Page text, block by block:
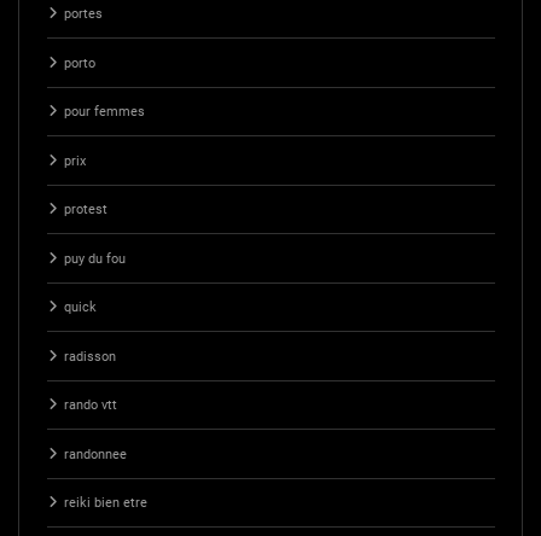
portes
porto
pour femmes
prix
protest
puy du fou
quick
radisson
rando vtt
randonnee
reiki bien etre